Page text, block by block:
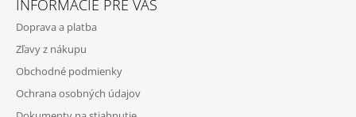
INFORMÁCIE PRE VÁS
Doprava a platba
Zľavy z nákupu
Obchodné podmienky
Ochrana osobných údajov